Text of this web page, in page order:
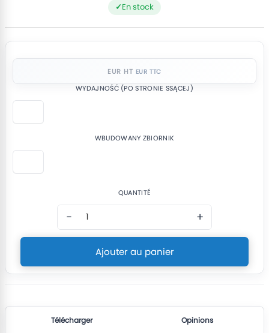
En stock
EUR HT
WYDAJNOŚĆ (PO STRONIE SSĄCEJ)
WBUDOWANY ZBIORNIK
QUANTITÉ
− +
Ajouter au panier
Télécharger Opinions